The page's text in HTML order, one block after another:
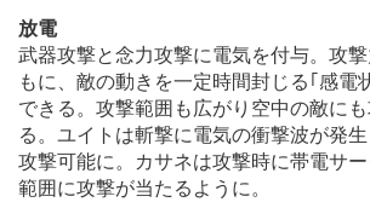
放電
武器攻撃と念力攻撃に電気を付与。攻
もに、敵の動きを一定時間封じる｢感電
できる。攻撃範囲も広がり空中の敵に
る。ユイトは斬撃に電気の衝撃波が発
攻撃可能に。カサネは攻撃時に帯電サ
範囲に攻撃が当たるように。